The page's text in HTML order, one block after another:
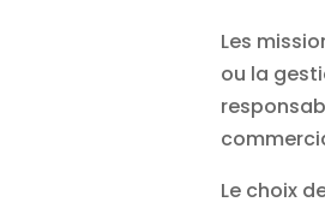
Les
ou la
Le choix